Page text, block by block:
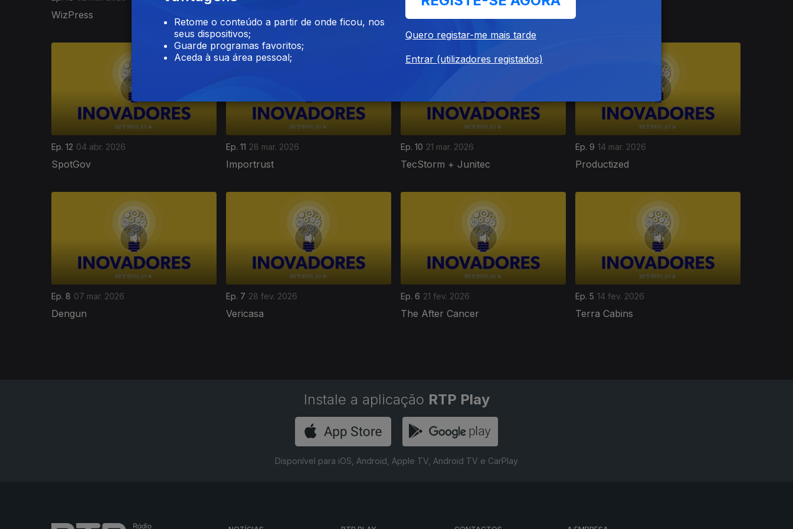
WizPress Synkit Propwise
Ep. 12 04 abr. 2026
SpotGov
Ep. 11 28 mar. 2026
Importrust
Ep. 10 21 mar. 2026
TecStorm + Junitec
Ep. 9 14 mar. 2026
Productized
Ep. 8 07 mar. 2026
Dengun
Ep. 7 28 fev. 2026
Vericasa
Ep. 6 21 fev. 2026
The After Cancer
Ep. 5 14 fev. 2026
Terra Cabins
Instale a aplicação RTP Play
Disponível para iOS, Android, Apple TV, Android TV e CarPlay
Retome o conteúdo a partir de onde ficou, nos
seus dispositivos;
Guarde programas favoritos;
Aceda à sua área pessoal;
Quero registar-me mais tarde
Entrar (utilizadores registados)